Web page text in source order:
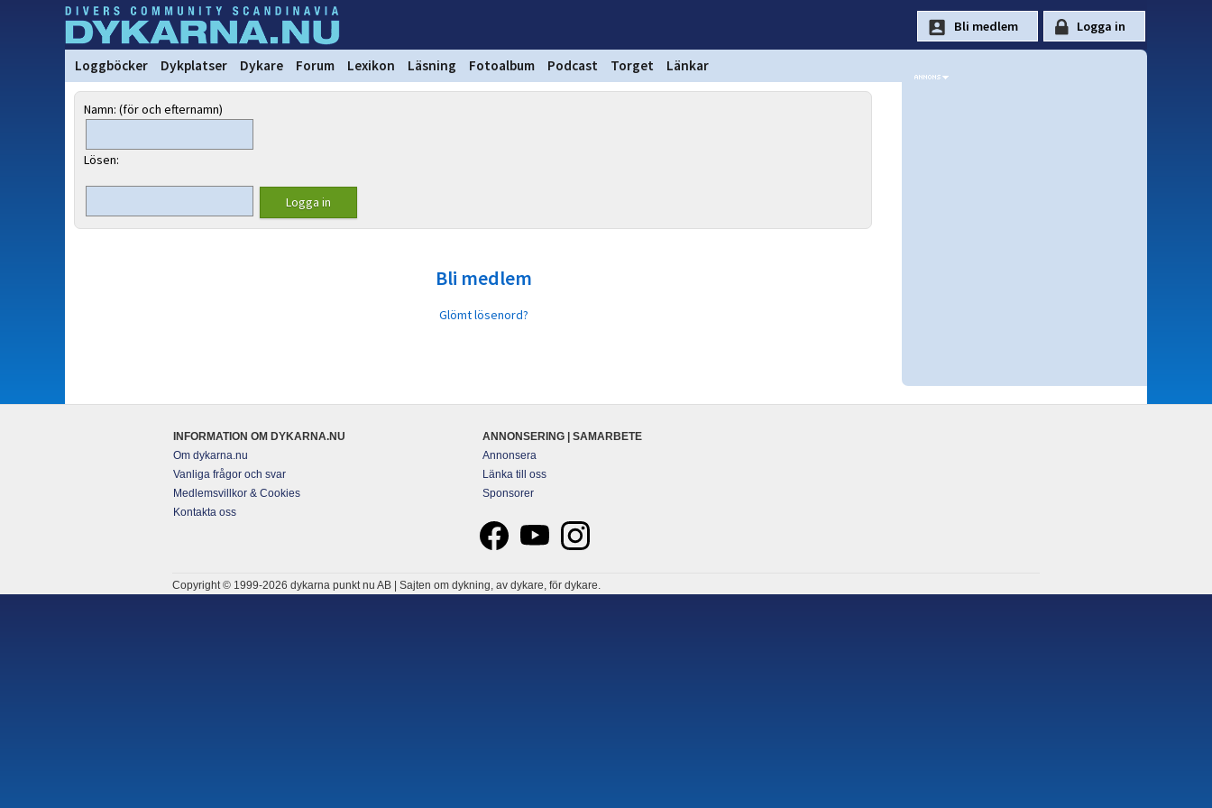
Loggböcker Dykplatser Dykare Forum Lexikon Läsning Fotoalbum Podcast Torget Länkar
Namn: (för och efternamn)
Lösen:
Bli medlem
Glömt lösenord?
INFORMATION OM DYKARNA.NU
Om dykarna.nu
Vanliga frågor och svar
Medlemsvillkor & Cookies
Kontakta oss
ANNONSERING | SAMARBETE
Annonsera
Länka till oss
Sponsorer
Copyright © 1999-2026 dykarna punkt nu AB | Sajten om dykning, av dykare, för dykare.